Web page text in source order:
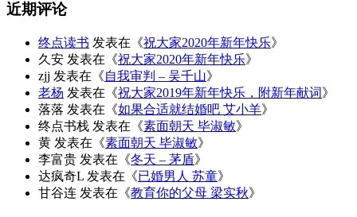
近期评论
终点读书 发表在《祝大家2020年新年快乐》
久安 发表在《祝大家2020年新年快乐》
zjj 发表在《自我审判 – 吴千山》
老杨 发表在《祝大家2019年新年快乐，附新年献词》
落落 发表在《如果合适就结婚吧 艾小羊》
终点书栈 发表在《素面朝天 毕淑敏》
黄 发表在《素面朝天 毕淑敏》
李富贵 发表在《冬天 – 茅盾》
达疯奇L 发表在《已婚男人 苏童》
甘谷连 发表在《教育你的父母 梁实秋》